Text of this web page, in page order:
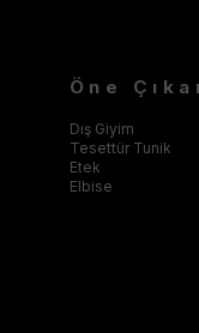
Öne
Dış Giyim
Tesettür Tunik
Etek
Elbise